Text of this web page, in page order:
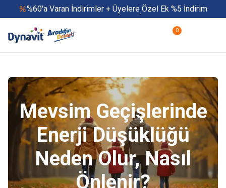
%60'a Varan İndirimler + Üyelere Özel Ek %5 İndirim
Yaz Boyu 500 TL ve Üzeri Ücretsiz Kargo
Yaza Özel Fırsatlar Başladı
0
Mevsim Geçişlerinde
Enerji Düşüklüğü
Neden Olur, Nasıl
Önlenir?